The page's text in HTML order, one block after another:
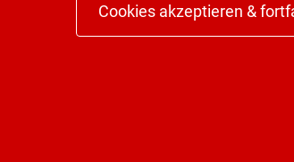
Cookies akzeptieren &